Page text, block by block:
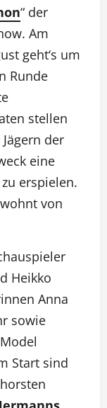
“ der
Am
geht‘s um
Runde
stellen
der
eine
erspielen.
von
Heikko
Anna
sowie
Start sind